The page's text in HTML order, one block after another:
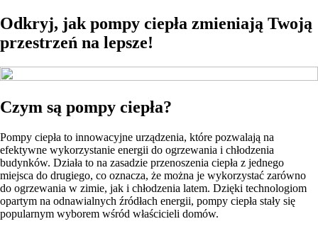
Odkryj, jak pompy ciepła zmieniają Twoją
przestrzeń na lepsze!
Czym są pompy ciepła?
Pompy ciepła to innowacyjne urządzenia, które pozwalają na
efektywne wykorzystanie energii do ogrzewania i chłodzenia
budynków. Działa to na zasadzie przenoszenia ciepła z jednego
miejsca do drugiego, co oznacza, że można je wykorzystać zarówno
do ogrzewania w zimie, jak i chłodzenia latem. Dzięki technologiom
opartym na odnawialnych źródłach energii, pompy ciepła stały się
popularnym wyborem wśród właścicieli domów.